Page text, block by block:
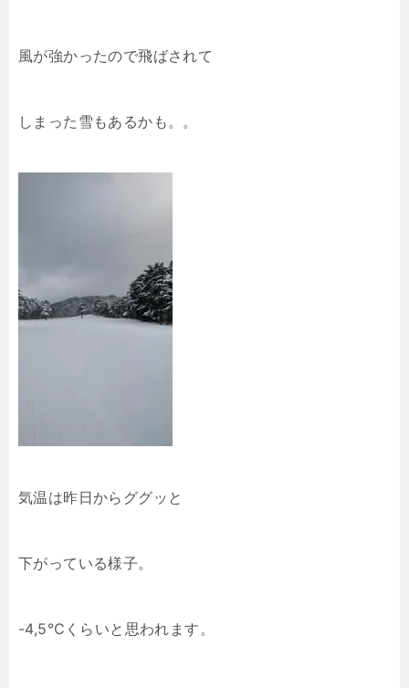
風が強かったので飛ばされて
しまった雪もあるかも。。
気温は昨日からググッと
下がっている様子。
-4,5℃くらいと思われます。